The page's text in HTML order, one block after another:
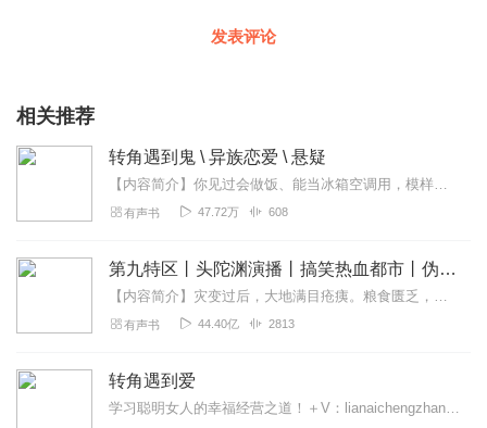
发表评论
相关推荐
转角遇到鬼 \ 异族恋爱 \ 悬疑
【内容简介】你见过会做饭、能当冰箱空调用，模样还很漂亮，还能……咳咳咳……的女鬼妹子吗？【购买须知】1、本作品为付费有声书，前110集为免费试听，购买成功后，即...
有声书 47.72万 608
第九特区丨头陀渊演播丨搞笑热血都市丨伪戒丨VIP免费多人有声剧
【内容简介】灾变过后，大地满目疮痍。粮食匮乏，资源紧俏，局势混乱……一位从待规划区杀出来的青年，背对着漫天黄沙，孤身来到九区谋生，却不曾想偶然结识三五好友，一念...
有声书 44.40亿 2813
转角遇到爱
学习聪明女人的幸福经营之道！＋V：lianaichengzhang009，获取更多情感技巧，一对一帮你分析问题！导师：蓓姐·国家二级婚姻家庭咨询师；作家；资深媒...